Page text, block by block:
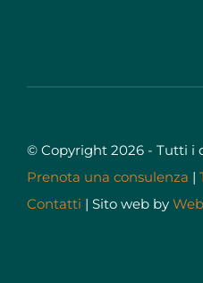
© Copyright 2026 - Tutti i
Prenota una consulenza |
Contatti | Sito web by